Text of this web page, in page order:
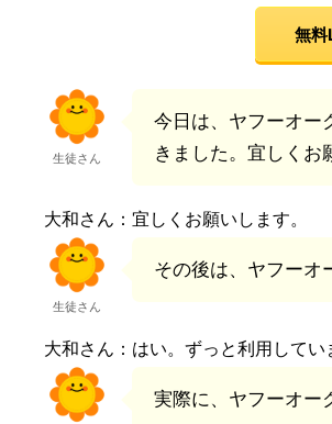
無料
生徒さん
今日は、ヤフーオー
きました。宜しくお
大和さん：宜しくお願いします。
生徒さん
その後は、ヤフーオ
大和さん：はい。ずっと利用してい
実際に、ヤフーオー